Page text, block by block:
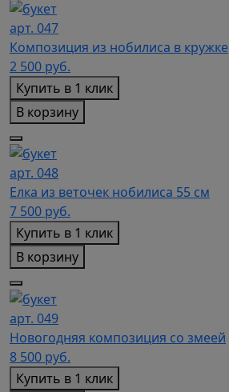
арт. 047
Композиция из нобилиса в кружке
2 500 руб.
Купить в 1 клик
В корзину
арт. 048
Елка из веточек нобилиса 55 см
7 500 руб.
Купить в 1 клик
В корзину
арт. 049
Новогодняя композиция со змеей
8 500 руб.
Купить в 1 клик